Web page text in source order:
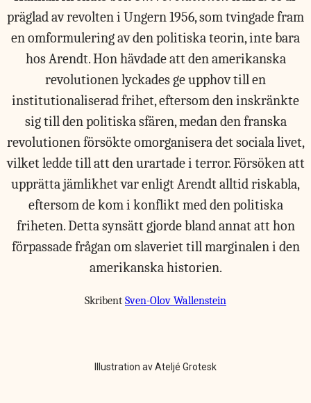
präglad av revolten i Ungern 1956, som tvingade fram
en omformulering av den politiska teorin, inte bara
hos Arendt. Hon hävdade att den amerikanska
revolutionen lyckades ge upphov till en
institutionaliserad frihet, eftersom den inskränkte
sig till den politiska sfären, medan den franska
revolutionen försökte omorganisera det sociala livet,
vilket ledde till att den urartade i terror. Försöken att
upprätta jämlikhet var enligt Arendt alltid riskabla,
eftersom de kom i konflikt med den politiska
friheten. Detta synsätt gjorde bland annat att hon
förpassade frågan om slaveriet till marginalen i den
amerikanska historien.
Skribent Sven-Olov Wallenstein
Illustration av Ateljé Grotesk